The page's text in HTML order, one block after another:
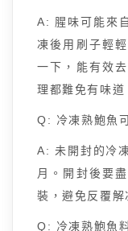
A: 腥味可能來
凍後用刷子輕
一下，能有效
理都難免有味道
Q: 冷凍熟鮑魚
A: 未開封的冷
月。開封後要
裝，避免反覆解
Q: 冷凍熟鮑魚